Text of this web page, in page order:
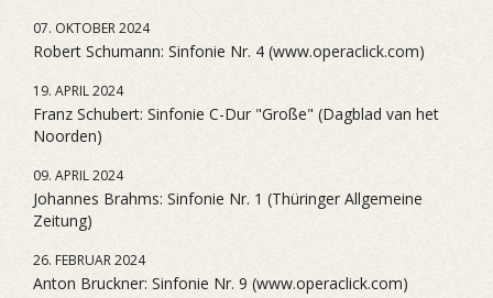
07. OKTOBER 2024
Robert Schumann: Sinfonie Nr. 4 (www.operaclick.com)
19. APRIL 2024
Franz Schubert: Sinfonie C-Dur "Große" (Dagblad van het
Noorden)
09. APRIL 2024
Johannes Brahms: Sinfonie Nr. 1 (Thüringer Allgemeine
Zeitung)
26. FEBRUAR 2024
Anton Bruckner: Sinfonie Nr. 9 (www.operaclick.com)